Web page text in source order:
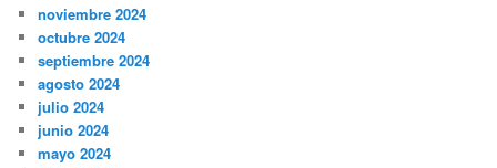
noviembre 2024
octubre 2024
septiembre 2024
agosto 2024
julio 2024
junio 2024
mayo 2024